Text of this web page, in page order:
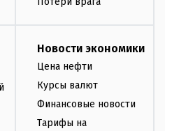
Новости экономики
Цена нефти
Курсы валют
Финансовые новости
Тарифы на